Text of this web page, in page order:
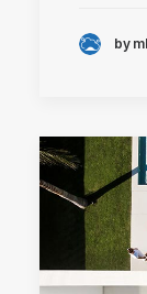
by